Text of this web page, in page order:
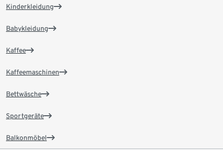
Kinderkleidung
Babykleidung
Kaffee
Kaffeemaschinen
Bettwäsche
Sportgeräte
Balkonmöbel